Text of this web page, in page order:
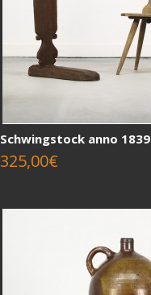
Schwingstock anno 1839
325,00€